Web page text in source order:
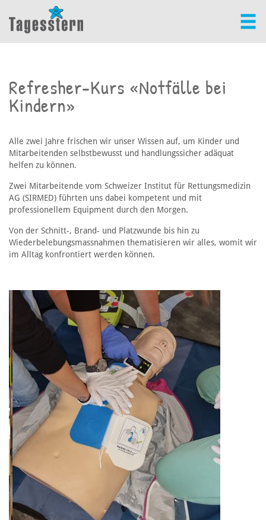
Refresher-Kurs «Notfälle bei
Kindern»
Alle zwei Jahre frischen wir unser Wissen auf, um Kinder und
Mitarbeitenden selbstbewusst und handlungssicher adäquat
helfen zu können.
Zwei Mitarbeitende vom Schweizer Institut für Rettungsmedizin
AG (SIRMED) führten uns dabei kompetent und mit
professionellem Equipment durch den Morgen.
Von der Schnitt-, Brand- und Platzwunde bis hin zu
Wiederbelebungsmassnahmen thematisieren wir alles, womit wir
im Alltag konfrontiert werden können.